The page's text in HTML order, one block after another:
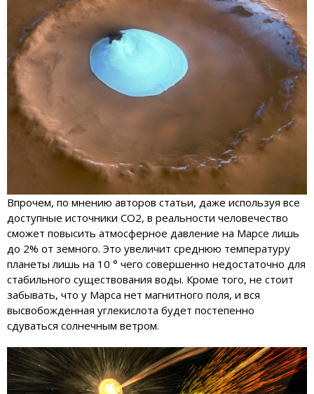
Впрочем, по мнению авторов статьи, даже используя все
доступные источники СО2, в реальности человечество
сможет повысить атмосферное давление на Марсе лишь
до 2% от земного. Это увеличит среднюю температуру
планеты лишь на 10 ° чего совершенно недостаточно для
стабильного существования воды. Кроме того, не стоит
забывать, что у Марса нет магнитного поля, и вся
высвобожденная углекислота будет постепенно
сдуваться солнечным ветром.